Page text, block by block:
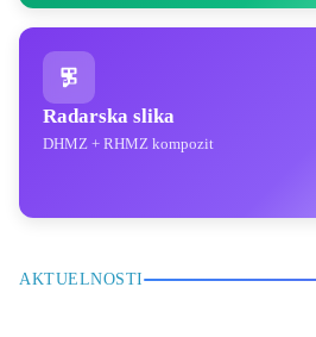
Radarska slika
DHMZ + RHMZ kompozit
AKTUELNOSTI